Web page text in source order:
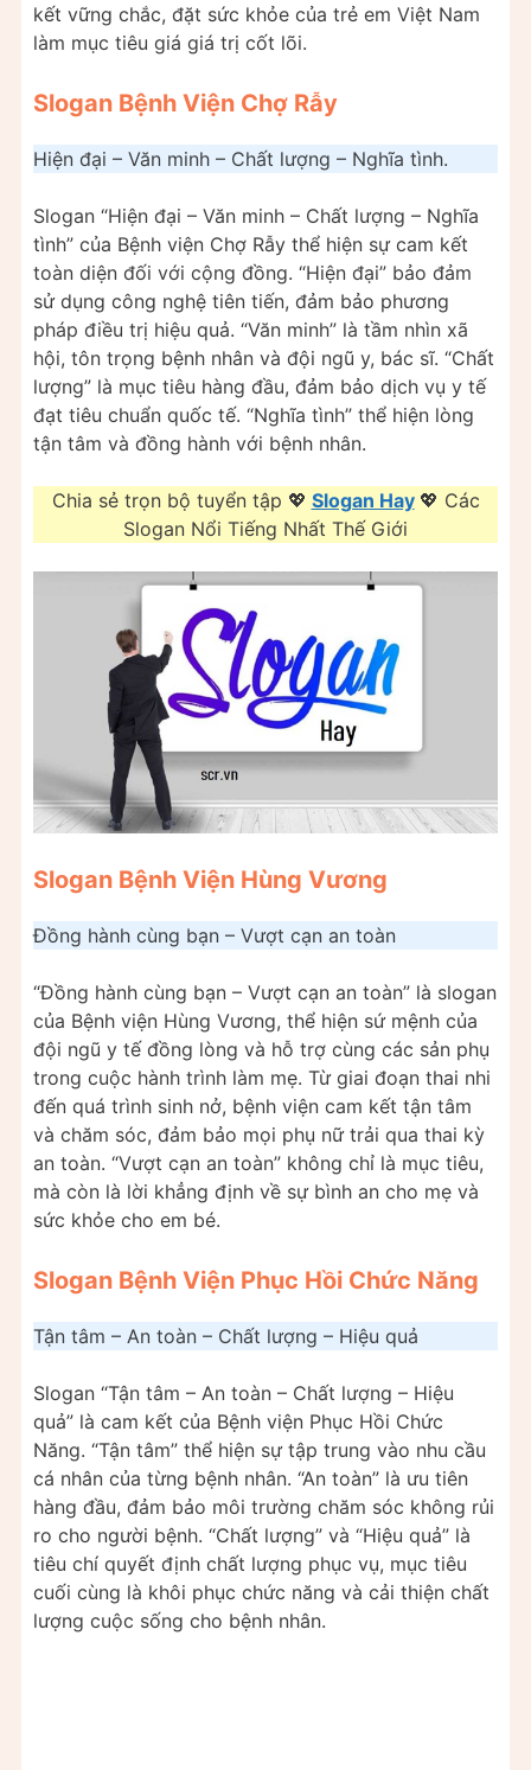
kết vững chắc, đặt sức khỏe của trẻ em Việt Nam
làm mục tiêu giá giá trị cốt lõi.
Slogan Bệnh Viện Chợ Rẫy
Hiện đại – Văn minh – Chất lượng – Nghĩa tình.
Slogan “Hiện đại – Văn minh – Chất lượng – Nghĩa
tình” của Bệnh viện Chợ Rẫy thể hiện sự cam kết
toàn diện đối với cộng đồng. “Hiện đại” bảo đảm
sử dụng công nghệ tiên tiến, đảm bảo phương
pháp điều trị hiệu quả. “Văn minh” là tầm nhìn xã
hội, tôn trọng bệnh nhân và đội ngũ y, bác sĩ. “Chất
lượng” là mục tiêu hàng đầu, đảm bảo dịch vụ y tế
đạt tiêu chuẩn quốc tế. “Nghĩa tình” thể hiện lòng
tận tâm và đồng hành với bệnh nhân.
Chia sẻ trọn bộ tuyển tập 💖 Slogan Hay 💖 Các
Slogan Nổi Tiếng Nhất Thế Giới
Slogan Bệnh Viện Hùng Vương
Đồng hành cùng bạn – Vượt cạn an toàn
“Đồng hành cùng bạn – Vượt cạn an toàn” là slogan
của Bệnh viện Hùng Vương, thể hiện sứ mệnh của
đội ngũ y tế đồng lòng và hỗ trợ cùng các sản phụ
trong cuộc hành trình làm mẹ. Từ giai đoạn thai nhi
đến quá trình sinh nở, bệnh viện cam kết tận tâm
và chăm sóc, đảm bảo mọi phụ nữ trải qua thai kỳ
an toàn. “Vượt cạn an toàn” không chỉ là mục tiêu,
mà còn là lời khẳng định về sự bình an cho mẹ và
sức khỏe cho em bé.
Slogan Bệnh Viện Phục Hồi Chức Năng
Tận tâm – An toàn – Chất lượng – Hiệu quả
Slogan “Tận tâm – An toàn – Chất lượng – Hiệu
quả” là cam kết của Bệnh viện Phục Hồi Chức
Năng. “Tận tâm” thể hiện sự tập trung vào nhu cầu
cá nhân của từng bệnh nhân. “An toàn” là ưu tiên
hàng đầu, đảm bảo môi trường chăm sóc không rủi
ro cho người bệnh. “Chất lượng” và “Hiệu quả” là
tiêu chí quyết định chất lượng phục vụ, mục tiêu
cuối cùng là khôi phục chức năng và cải thiện chất
lượng cuộc sống cho bệnh nhân.